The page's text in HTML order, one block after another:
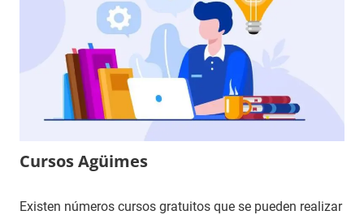
Cursos Agüimes
Existen números cursos gratuitos que se pueden realizar